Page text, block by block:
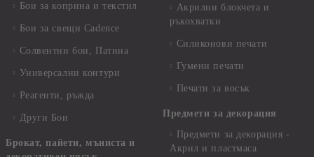
Бои за коприна и текстил
Бои за свещи Cadence
Солвентни бои, Патина
Универсални контури
Реагенти, ръжда
Други Бои
Брокат, пайети, мъниста и
Акрилни блокчета и
ръкохватки
Силиконови печати
Гумени печати
Печати за восък
Предмети за декорация
Предмети за декорация -
Акрил и пластмаса